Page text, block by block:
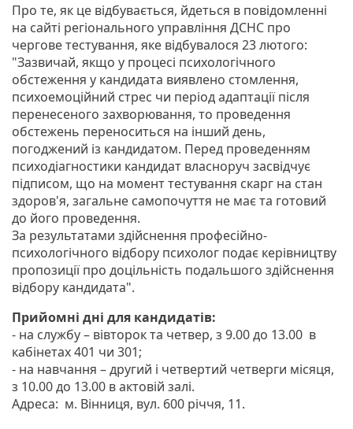
Про те, як це відбувається, йдеться в повідомленні
на сайті регіонального управління ДСНС про
чергове тестування, яке відбувалося 23 лютого:
"Зазвичай, якщо у процесі психологічного
обстеження у кандидата виявлено стомлення,
психоемоційний стрес чи період адаптації після
перенесеного захворювання, то проведення
обстежень переноситься на інший день,
погоджений із кандидатом. Перед проведенням
психодіагностики кандидат власноруч засвідчує
підписом, що на момент тестування скарг на стан
здоров'я, загальне самопочуття не має та готовий
до його проведення.
За результатами здійснення професійно-
психологічного відбору психолог подає керівництву
пропозиції про доцільність подальшого здійснення
відбору кандидата".
Прийомні дні для кандидатів:
- на службу – вівторок та четвер, з 9.00 до 13.00 в
кабінетах 401 чи 301;
- на навчання – другий і четвертий четверги місяця,
з 10.00 до 13.00 в актовій залі.
Адреса: м. Вінниця, вул. 600 річчя, 11.